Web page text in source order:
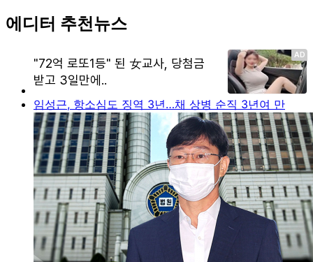
에디터 추천뉴스
임성근, 항소심도 징역 3년…채 상병 순직 3년여 만